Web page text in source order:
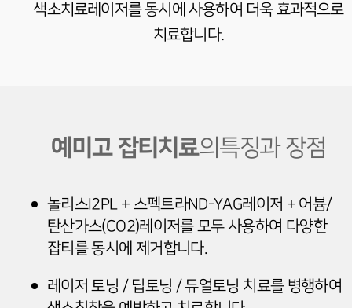
색소치료레이저를 동시에 사용하여 더욱 효과적으로
치료합니다.
예미고 잡티치료의 특징과 장점
놀리스I2PL + 스펙트라ND-YAG레이저 + 어븀/
탄산가스(CO2)레이저를 모두 사용하여 다양한
잡티를 동시에 제거합니다.
레이저 토닝 / 딥토닝 / 듀얼토닝 치료를 병행하여